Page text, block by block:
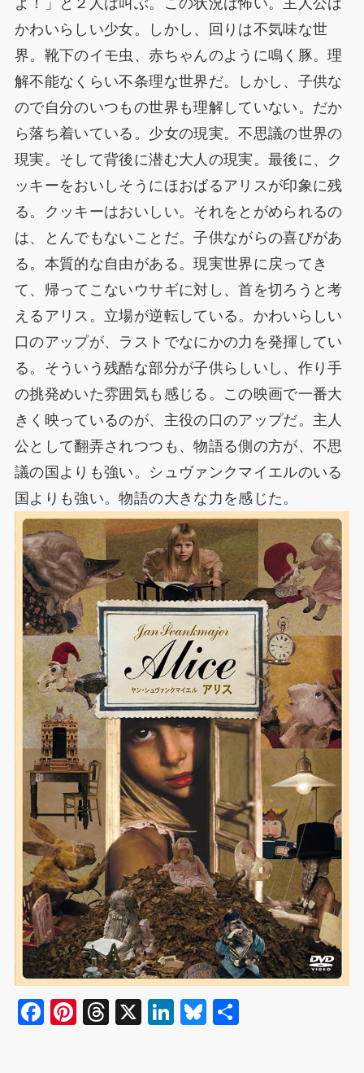
よ！」と２人は叫ぶ。この状況は怖い。主人公は
かわいらしい少女。しかし、回りは不気味な世
界。靴下のイモ虫、赤ちゃんのように鳴く豚。理
解不能なくらい不条理な世界だ。しかし、子供な
ので自分のいつもの世界も理解していない。だか
ら落ち着いている。少女の現実。不思議の世界の
現実。そして背後に潜む大人の現実。最後に、ク
ッキーをおいしそうにほおばるアリスが印象に残
る。クッキーはおいしい。それをとがめられるの
は、とんでもないことだ。子供ながらの喜びがあ
る。本質的な自由がある。現実世界に戻ってき
て、帰ってこないウサギに対し、首を切ろうと考
えるアリス。立場が逆転している。かわいらしい
口のアップが、ラストでなにかの力を発揮してい
る。そういう残酷な部分が子供らしいし、作り手
の挑発めいた雰囲気も感じる。この映画で一番大
きく映っているのが、主役の口のアップだ。主人
公として翻弄されつつも、物語る側の方が、不思
議の国よりも強い。シュヴァンクマイエルのいる
国よりも強い。物語の大きな力を感じた。
F
Pi
T
X
Li
Bl